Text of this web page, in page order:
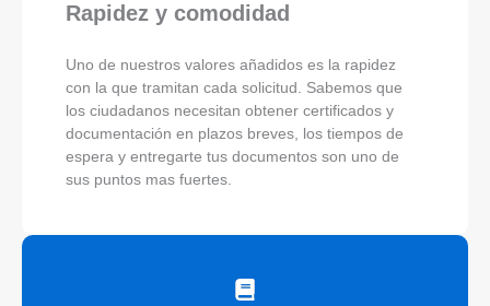
Rapidez y comodidad
Uno de nuestros valores añadidos es la rapidez
con la que tramitan cada solicitud. Sabemos que
los ciudadanos necesitan obtener certificados y
documentación en plazos breves, los tiempos de
espera y entregarte tus documentos son uno de
sus puntos mas fuertes.